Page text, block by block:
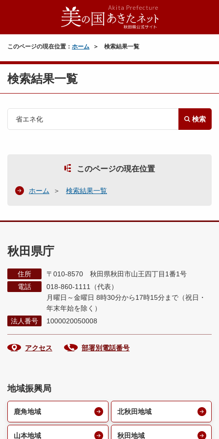
このページの現在位置： ホーム 検索結果一覧
検索結果一覧
検索
このページの現在位置
ホーム 検索結果一覧
秋田県庁
住所
〒010-8570 秋田県秋田市山王四丁目1番1号
電話
018-860-1111（代表）
月曜日～金曜日 8時30分から17時15分まで （祝日・
年末年始を除く）
法人番号
1000020050008
アクセス 部署別電話番号
地域振興局
鹿角地域 北秋田地域
山本地域 秋田地域